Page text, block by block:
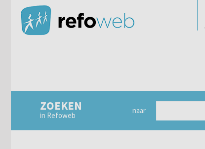
ZOEKEN
in Refoweb
naar